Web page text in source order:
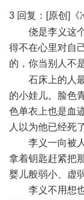
3 回复：[原创]《
侥是李义这个
得不在心里对自
的，你当别人不
石床上的人最
的小娃儿。脸色
色单衣上也是血
人以为他已经死了
李义一向被人
拿着钥匙赶紧把
婴儿般弱小、虚弱
李义不用想也